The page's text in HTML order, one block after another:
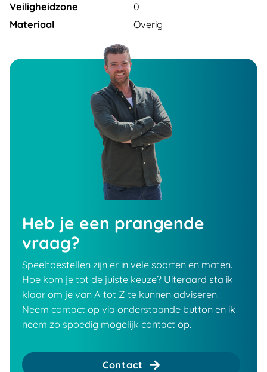
Veiligheidzone
0
Materiaal
Overig
Heb je een prangende
vraag?
Speeltoestellen zijn er in vele soorten en maten.
Hoe kom je tot de juiste keuze? Uiteraard sta ik
klaar om je van A tot Z te kunnen adviseren.
Neem contact op via onderstaande button en ik
neem zo spoedig mogelijk contact op.
Contact